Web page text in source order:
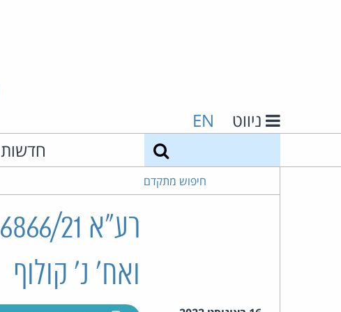
ניווט EN
חדשות
חיפוש מתקדם
ואח' נ' קולוף